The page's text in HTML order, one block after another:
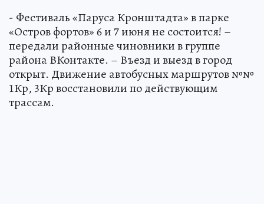
- Фестиваль «Паруса Кронштадта» в парке
«Остров фортов» 6 и 7 июня не состоится! –
передали районные чиновники в группе
района ВКонтакте. – Въезд и выезд в город
открыт. Движение автобусных маршрутов №№
1Кр, 3Кр восстановили по действующим
трассам.